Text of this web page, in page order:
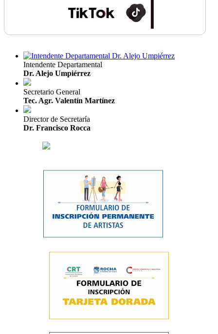
Intendente Departamental
Dr. Alejo Umpiérrez
Secretario General
Tec. Agr. Valentín Martínez
Director de Secretaría
Dr. Francisco Rocca